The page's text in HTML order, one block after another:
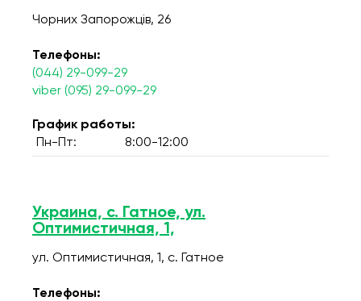
Чорних Запорожців, 26
Телефоны:
(044) 29-099-29
viber (095) 29-099-29
График работы:
Пн-Пт:
8:00-12:00
Украина, с. Гатное, ул.
Оптимистичная, 1,
ул. Оптимистичная, 1, c. Гатное
Телефоны: